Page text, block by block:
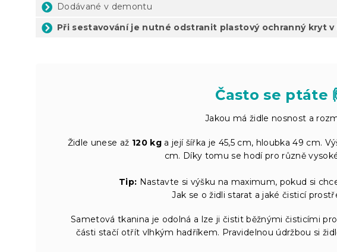
Dodávané v demontu
Při sestavování je nutné odstranit plastový ochranný kryt
Často se ptáte
Jakou má židle nosnost a
Židle unese až 120 kga její šířka je 45,5 cm, hloubka 49 cm.
cm. Díky tomu se hodí pro různě
Tip: Nastavte si výšku na maximum, pokud si
Jak se o židli starat a jaké čisticí
Sametová tkanina je odolná a lze ji čistit běžnými čisticími
části stačí otřít vlhkým hadříkem. Pravidelnou údržbou si